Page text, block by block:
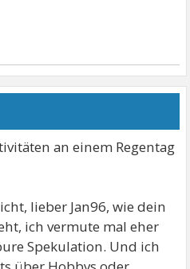
an einem Regentag
lieber Jan96, wie dein
ich vermute mal eher
Spekulation. Und ich